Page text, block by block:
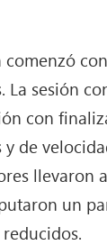
La sesión
con
de
llevaron
un